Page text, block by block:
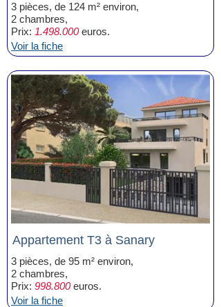
3 pièces, de 124 m² environ,
2 chambres,
Prix: 1.498.000euros.
Voir la fiche
Appartement T3 à Sanary
3 pièces, de 95 m² environ,
2 chambres,
Prix: 998.800euros.
Voir la fiche